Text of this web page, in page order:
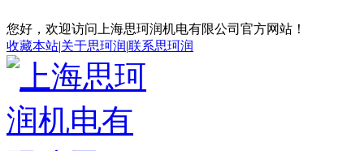
您好，欢迎访问上海思珂润机电有限公司官方网站！
收藏本站|关于思珂润|联系思珂润